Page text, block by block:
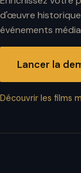
d'œuvre
événements
Lancer la
Découvrir les films